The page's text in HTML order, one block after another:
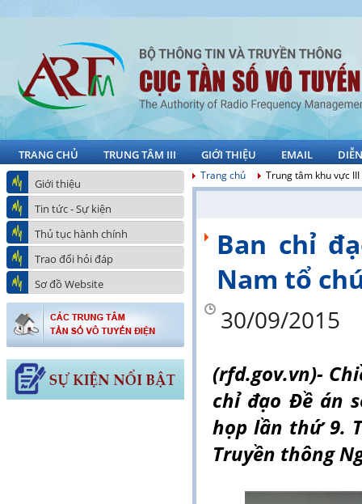
TRANG CHỦ TRUNG TÂM III GIỚI THIỆU EMAIL
Giới thiệu
Tin tức - Sự kiện
Thủ tục hành chính
Trao đổi hỏi đáp
Sơ đồ Website
Trang chủ Trung tâm khu vực III
Ban chỉ
Nam tổ
30/09/2015
(rfd.gov.vn)-
chỉ đạo Đề án
họp lần thứ 9.
Truyền thông